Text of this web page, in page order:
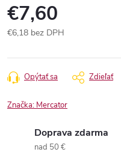
€7,60
€6,18 bez DPH
cena:
Opýtať sa Zdieľať
Značka: Mercator
Doprava zdarma
nad 50 €